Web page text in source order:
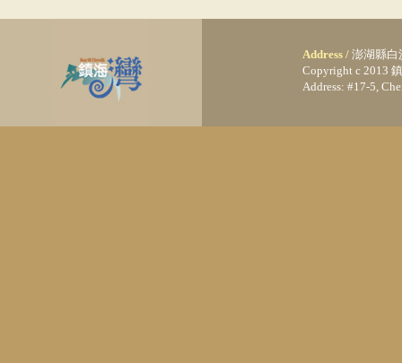
Address / 澎湖縣
Copyright c 2013
Address: #17-5,